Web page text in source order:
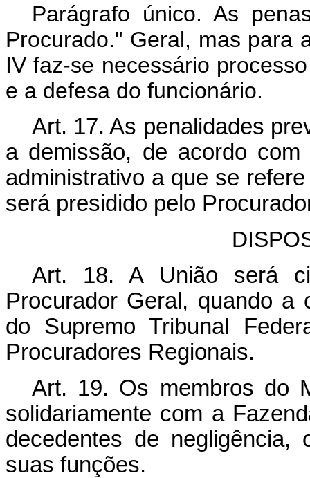
Parágrafo único. As
Procurado." Geral, mas para
IV faz-se necessário
e a defesa do funcionário.
Art. 17. As penalidades
a demissão, de acordo
administrativo a que se
será presidido pelo
Art. 18. A União será
Procurador Geral, quando a
do Supremo Tribunal
Procuradores Regionais.
Art. 19. Os membros do
solidariamente com a
decedentes de
suas funções.